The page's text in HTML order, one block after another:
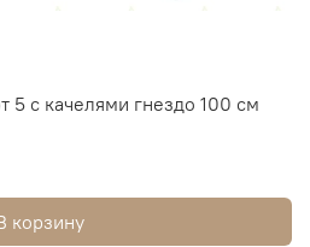
5 с качелями гнездо 100 см
корзину